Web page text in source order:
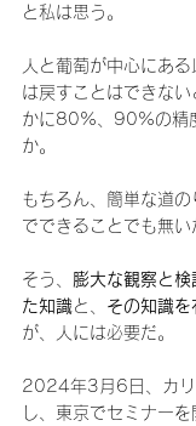
と私は思う。
人と葡萄が中心にあ
は戻すことはできな
かに80%、90%の精
か。
もちろん、簡単な道
でできることでも無い
そう、 膨大な観察と
た知識 と、 その知識
が、人には必要だ。
2024年3月6日、カリ
し、東京でセミナーを